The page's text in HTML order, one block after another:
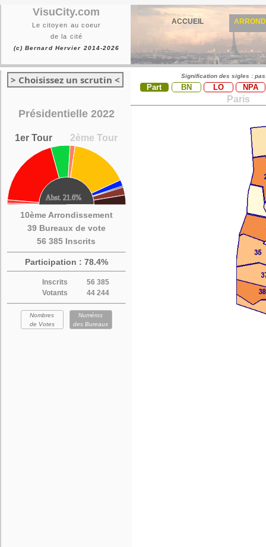
VisuCity.com
Le citoyen au coeur
de la cité
(c) Bernard Hervier 2014-2026
ACCUEIL
> Choisissez un scrutin <
Présidentielle 2022
1er Tour 2ème Tour
10ème Arrondissement
39 Bureaux de vote
56 385 Inscrits
Participation : 78.4%
Inscrits
56 385
Votants
44 244
Nombres
de Votes
Numéros
des Bureaux
Signification des sigles :
Part BN LO NPA
Paris